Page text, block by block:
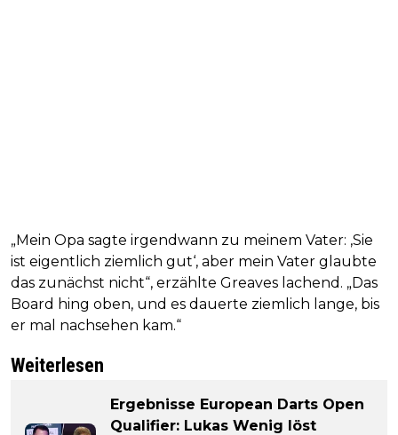
„Mein Opa sagte irgendwann zu meinem Vater: ‚Sie
ist eigentlich ziemlich gut‘, aber mein Vater glaubte
das zunächst nicht“, erzählte Greaves lachend. „Das
Board hing oben, und es dauerte ziemlich lange, bis
er mal nachsehen kam.“
Weiterlesen
Ergebnisse European Darts Open
Qualifier: Lukas Wenig löst